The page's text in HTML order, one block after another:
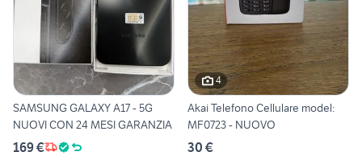
SAMSUNG GALAXY A17 - 5G
NUOVI CON 24 MESI GARANZIA
169 €
4
Akai Telefono Cellulare model:
MF0723 - NUOVO
30 €